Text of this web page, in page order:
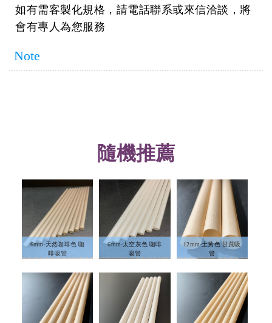
如有需客製化規格，請電話聯系或來信洽談，將
會有專人為您服務
Note
隨機推薦
6mm-天然咖啡色 咖
啡吸管
6mm-太空灰色 咖啡
吸管
12mm-土黃色 甘蔗吸
管